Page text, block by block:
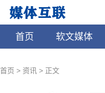
首页 软文媒体
首页 > 资讯 > 正文